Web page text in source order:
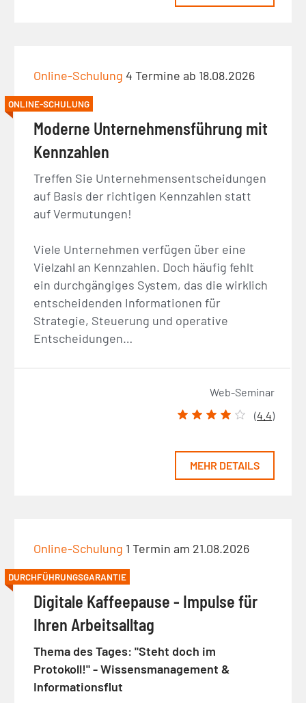
Online-Schulung 4 Termine ab 18.08.2026
ONLINE-SCHULUNG
Moderne Unternehmensführung mit
Kennzahlen
Treffen Sie Unternehmensentscheidungen
auf Basis der richtigen Kennzahlen statt
auf Vermutungen!
Viele Unternehmen verfügen über eine
Vielzahl an Kennzahlen. Doch häufig fehlt
ein durchgängiges System, das die wirklich
entscheidenden Informationen für
Strategie, Steuerung und operative
Entscheidungen…
Web-Seminar
(4.4)
MEHR DETAILS
Online-Schulung 1 Termin am 21.08.2026
DURCHFÜHRUNGSGARANTIE
Digitale Kaffeepause - Impulse für
Ihren Arbeitsalltag
Thema des Tages: "Steht doch im
Protokoll!" - Wissensmanagement &
Informationsflut